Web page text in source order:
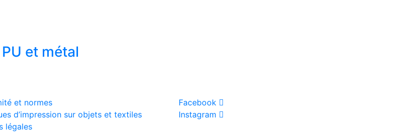
et métal
et normes
d’impression sur objets et textiles
légales
Facebook
Instagram